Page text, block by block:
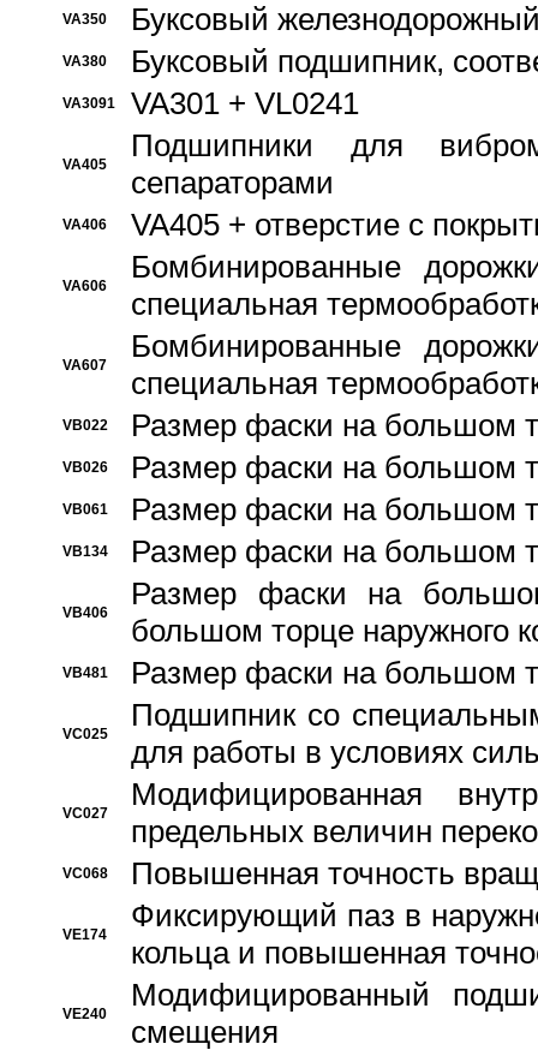
VA350 Буксовый
VA380 Буксовый подшипник,
VA3091 VA301 + VL0241
VA405
Подшипники для
сепараторами
VA406 VA405 + отверстие с
VA606
Бомбинированные
специальная
VA607
Бомбинированные
специальная
VB022 Размер фаски на большом
VB026 Размер фаски на большом
VB061 Размер фаски на большом
VB134 Размер фаски на большом
VB406
Размер фаски на
большом торце наружного
VB481 Размер фаски на большом
VC025
Подшипник со
для работы в условиях
VC027
Модифицированная
предельных величин
VC068 Повышенная точность
VE174
Фиксирующий паз в
кольца и повышенная
VE240
Модифицированный
смещения